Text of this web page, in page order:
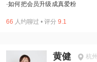
·如何把会员升级成真爱粉
66 人约聊过 • 评分 9.1
黄健
杭州